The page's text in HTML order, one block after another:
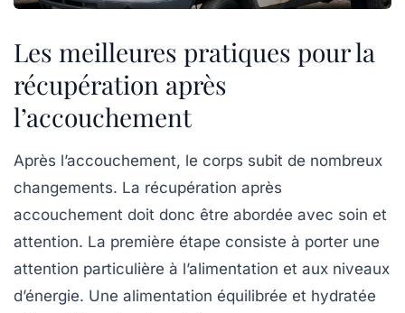
Les meilleures pratiques pour la
récupération après
l’accouchement
Après l’accouchement, le corps subit de nombreux
changements. La récupération après
accouchement doit donc être abordée avec soin et
attention. La première étape consiste à porter une
attention particulière à l’alimentation et aux niveaux
d’énergie. Une alimentation équilibrée et hydratée